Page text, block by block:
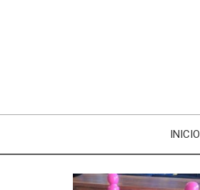
INICIO